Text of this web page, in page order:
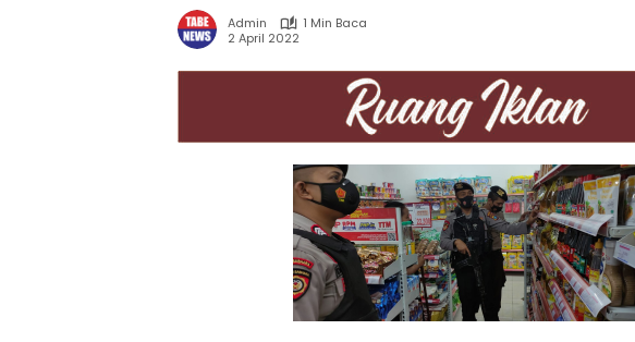
Admin
1 Min Baca
2 April 2022